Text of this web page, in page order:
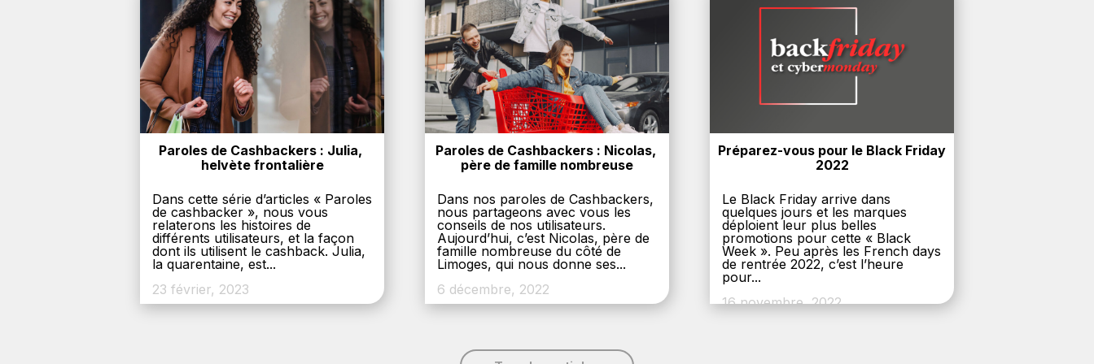
Paroles de Cashbackers : Julia,
helvète frontalière
Dans cette série d’articles « Paroles
de cashbacker », nous vous
relaterons les histoires de
différents utilisateurs, et la façon
dont ils utilisent le cashback. Julia,
la quarentaine, est...
23 février, 2023
Paroles de Cashbackers : Nicolas,
père de famille nombreuse
Dans nos paroles de Cashbackers,
nous partageons avec vous les
conseils de nos utilisateurs.
Aujourd’hui, c’est Nicolas, père de
famille nombreuse du côté de
Limoges, qui nous donne ses...
6 décembre, 2022
Préparez-vous pour le Black Friday
2022
Le Black Friday arrive dans
quelques jours et les marques
déploient leur plus belles
promotions pour cette « Black
Week ». Peu après les French days
de rentrée 2022, c’est l’heure
pour...
16 novembre, 2022